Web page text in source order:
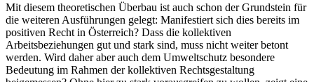
Mit diesem theoretischen Überbau ist auch schon der Grundstein für
die weiteren Ausführungen gelegt: Manifestiert sich dies bereits im
positiven Recht in Österreich? Dass die kollektiven
Arbeitsbeziehungen gut und stark sind, muss nicht weiter betont
werden. Wird daher aber auch dem Umweltschutz besondere
Bedeutung im Rahmen der kollektiven Rechtsgestaltung